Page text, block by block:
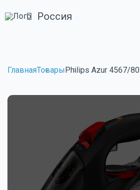
Россия
ГлавнаяТоварыPhilips Azur 4567/80